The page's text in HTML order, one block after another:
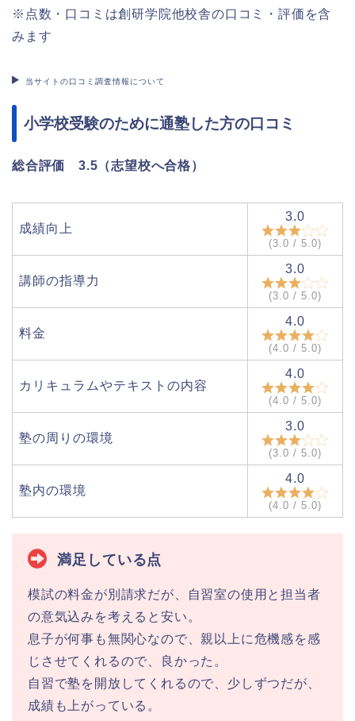
※点数・口コミは創研学院他校舎の口コミ・評価を含
みます
当サイトの口コミ調査情報について
小学校受験のために通塾した方の口コミ
総合評価 3.5（志望校へ合格）
成績向上
3.0
(3.0 / 5.0)
講師の指導力
3.0
(3.0 / 5.0)
料金
4.0
(4.0 / 5.0)
カリキュラムやテキストの内容
4.0
(4.0 / 5.0)
塾の周りの環境
3.0
(3.0 / 5.0)
塾内の環境
4.0
(4.0 / 5.0)
満足している点
模試の料金が別請求だが、自習室の使用と担当者
の意気込みを考えると安い。
息子が何事も無関心なので、親以上に危機感を感
じさせてくれるので、良かった。
自習で塾を開放してくれるので、少しずつだが、
成績も上がっている。